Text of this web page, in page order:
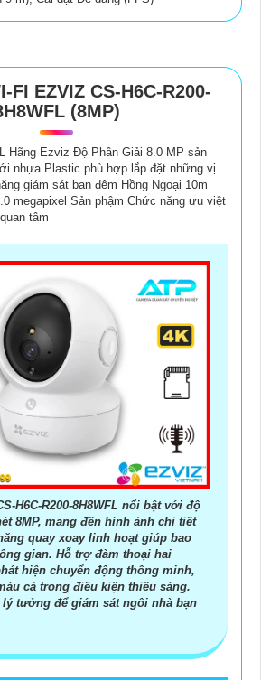
FI EZVIZ CS-H6C-R200-
(8MP)
Hãng Ezviz Độ Phân Giải 8.0 MP sản
nhựa Plastic phù hợp lắp đặt những vị
giám sát ban đêm Hồng Ngoại 10m
megapixel Sản phậm Chức năng ưu việt
tâm
H6C-R200-8H8WFL nổi bật với độ
8MP, mang đến hình ảnh chi tiết
quay xoay linh hoạt giúp bao
gian. Hỗ trợ đàm thoại hai
hiện chuyển động thông minh,
cả trong điều kiện thiếu sáng.
tưởng để giám sát ngôi nhà bạn